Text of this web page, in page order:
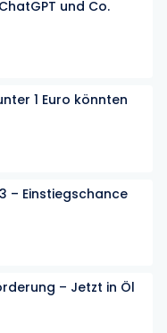
und Co.
1 Euro könnten
– Einstiegschance
– Jetzt in Öl